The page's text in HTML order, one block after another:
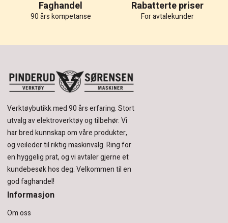
Faghandel
90 års kompetanse
Rabatterte priser
For avtalekunder
Verktøybutikk med 90 års erfaring.Stort
utvalg av elektroverktøy og tilbehør.Vi
har bred kunnskap om våre produkter,
og veileder til riktig maskinvalg. Ring for
en hyggelig prat, og vi avtaler gjerne et
kundebesøk hos deg.Velkommen til en
god faghandel!
Informasjon
Om oss